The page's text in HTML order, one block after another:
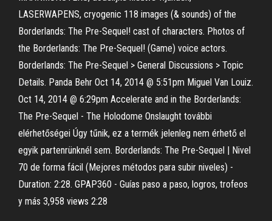
LASERWAPENS, cryogenic 118 images (& sounds) of the
Borderlands: The Pre-Sequel! cast of characters. Photos of
the Borderlands: The Pre-Sequel! (Game) voice actors.
Borderlands: The Pre-Sequel > General Discussions > Topic
Details. Panda Behr Oct 14, 2014 @ 5:51pm Miguel Van Louiz.
Oct 14, 2014 @ 6:29pm Accelerate and in the Borderlands:
The Pre-Sequel - The Holodome Onslaught további
elérhetőségei Úgy tűnik, ez a termék jelenleg nem érhető el
egyik partenrünknél sem. Borderlands: The Pre-Sequel | Nivel
70 de forma fácil (Mejores métodos para subir niveles) -
Duration: 2:28. GPAP360 - Guías paso a paso, logros, trofeos
y más 3,958 views 2:28